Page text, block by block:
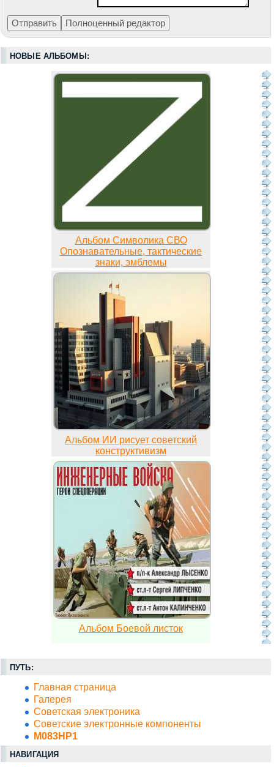
НОВЫЕ АЛЬБОМЫ:
Альбом Символика СВО
Опознавательные, тактические
знаки, эмблемы
Альбом ИИ рисует советский
конструктивизм
Альбом Боевой листок
ПУТЬ:
Главная страница
Галерея
Советская электроника
Советские электронные компоненты
М083НР1
НАВИГАЦИЯ